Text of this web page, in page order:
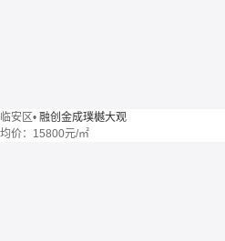
临安区• 融创金成璞樾大观
均价： 15800元/㎡